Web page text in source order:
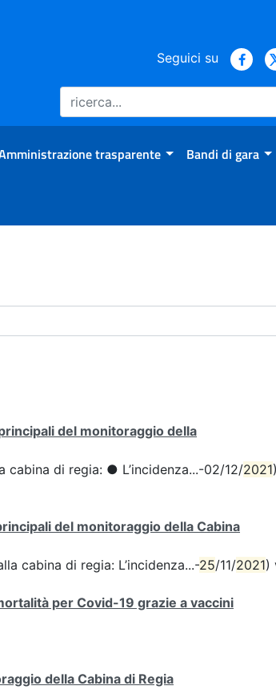
Seguici su
trasparente Bandi di gara
del monitoraggio della
di regia: ● L’incidenza...-02/12/2021
del monitoraggio della Cabina
cabina di regia: L’incidenza...-25/11/2021)
per Covid-19 grazie a vaccini
della Cabina di Regia